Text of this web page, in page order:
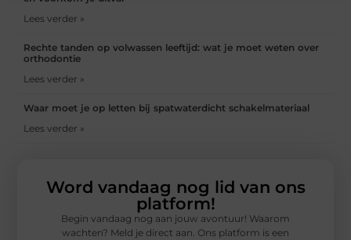
Lees verder »
Rechte tanden op volwassen leeftijd: wat je moet weten over
orthodontie
Lees verder »
Waar moet je op letten bij spatwaterdicht schakelmateriaal
Lees verder »
Word vandaag nog lid van ons
platform!
Begin vandaag nog aan jouw avontuur! Waarom
wachten? Meld je direct aan. Ons platform is een